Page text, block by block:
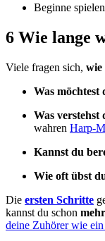
Beginne
6 Wie lange
Viele fragen sich, wie
Was möchtest
Was verstehst
wahren Harp-
Kannst du
Wie oft übst
Die ersten Schritte
kannst du schon
deine Zuhörer wie